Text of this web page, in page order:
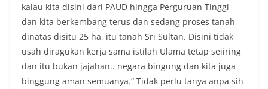
kalau kita disini dari PAUD hingga Perguruan Tinggi
dan kita berkembang terus dan sedang proses tanah
dinatas disitu 25 ha, itu tanah Sri Sultan. Disini tidak
usah diragukan kerja sama istilah Ulama tetap seiiring
dan itu bukan jajahan.. negara bingung dan kita juga
binggung aman semuanya.” Tidak perlu tanya anpa sih